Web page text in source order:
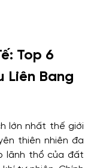
Top 6
Liên Bang
lớn nhất thế giới
thiên nhiên đa
lãnh thổ của đất